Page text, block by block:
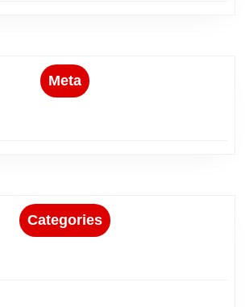
Meta
Categories